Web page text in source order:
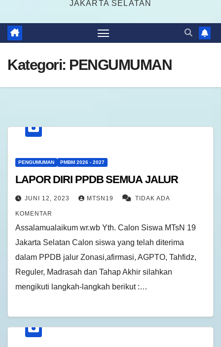
JAKARTA SELATAN
Kategori: PENGUMUMAN
PENGUMUMAN PMBM 2026 - 2027
LAPOR DIRI PPDB SEMUA JALUR
JUNI 12, 2023 MTSN19 TIDAK ADA
KOMENTAR
Assalamualaikum wr.wb Yth. Calon Siswa MTsN 19
Jakarta Selatan Calon siswa yang telah diterima
dalam PPDB jalur Zonasi,afirmasi, AGPTO, Tahfidz,
Reguler, Madrasah dan Tahap Akhir silahkan
mengikuti langkah-langkah berikut :…